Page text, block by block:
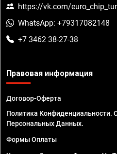
https://vk.com/
WhatsApp: +79317082148
+7 3462 38-27-38
Правовая информация
Договор-Оферта
Политика Конфиденциальности.
Персональных Данных.
Формы Оплаты